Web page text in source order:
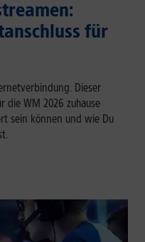
für
Dieser
die WM 2026 zuhause
sein können und wie Du